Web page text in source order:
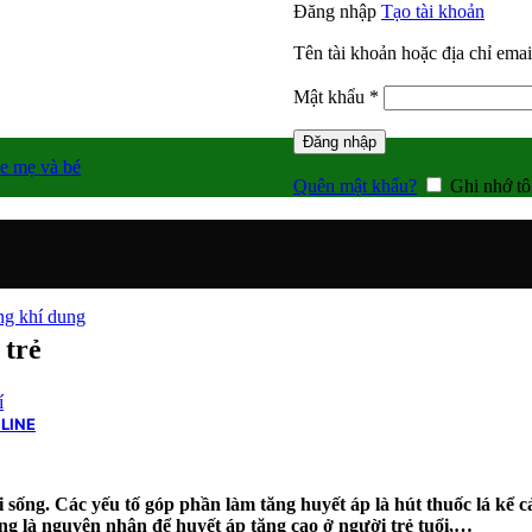
Đăng nhập Tạo tài khoản
Tên tài khoản hoặc địa chỉ
Mật khẩu *
buộc
Đăng nhập
Quên mật khẩu? Ghi nhớ
mẹ và bé
khí dung
trẻ
Các yếu tố góp phần làm tăng huyết áp là hút thuốc lá kể
là nguyên nhân để huyết áp tăng cao ở người trẻ tuổi,…